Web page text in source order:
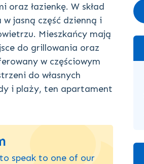
łazienkę. W skład
jasną część dzienną i
Mieszkańcy mają
do grillowania oraz
w częściowym
do własnych
i plaży, ten apartament
speak to one of our